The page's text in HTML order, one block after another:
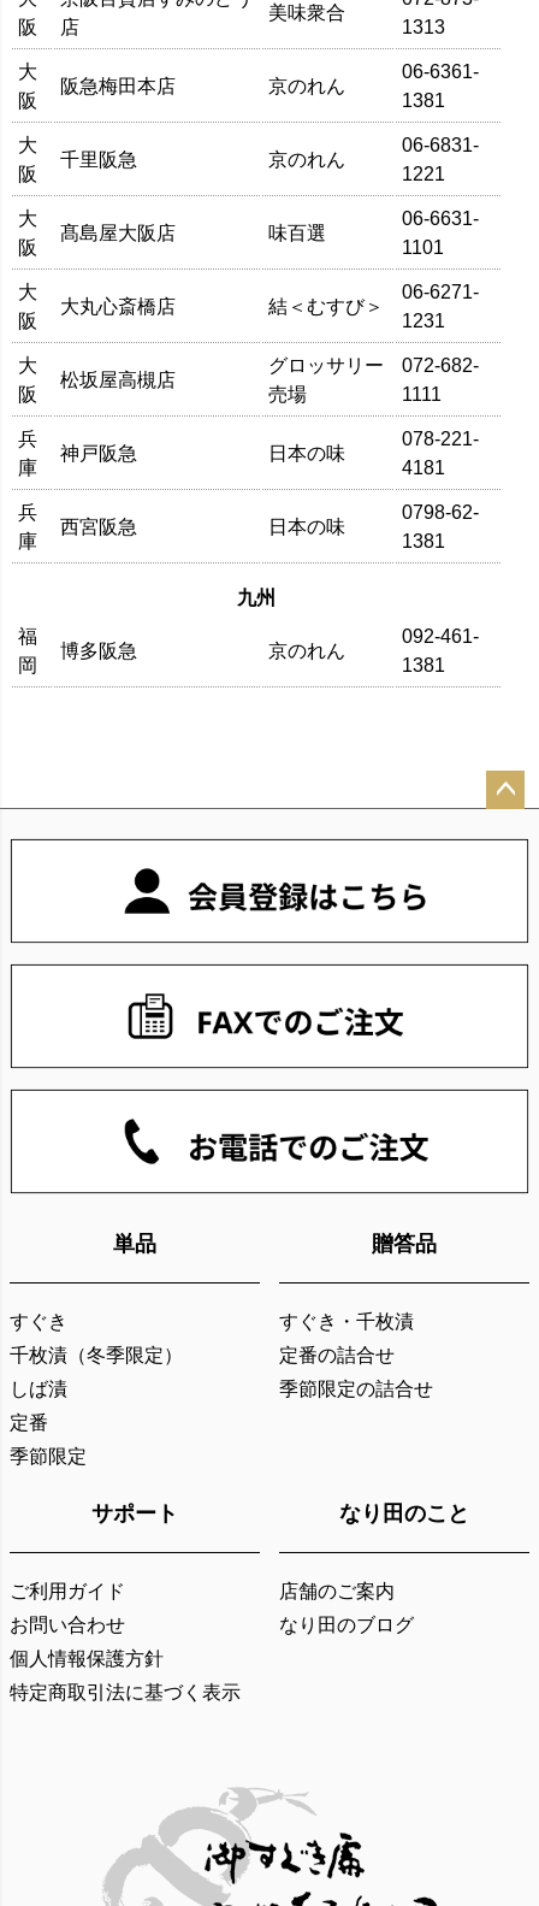
阪
店
美味衆合
1313
大
阪
阪急梅田本店 京のれん
06-6361-
1381
大
阪
千里阪急 京のれん
06-6831-
1221
大
阪
髙島屋大阪店 味百選
06-6631-
1101
大
阪
大丸心斎橋店 結＜むすび＞
06-6271-
1231
大
阪
松坂屋高槻店
グロッサリー
売場
072-682-
1111
兵
庫
神戸阪急 日本の味
078-221-
4181
兵
庫
西宮阪急 日本の味
0798-62-
1381
九州
福
岡
博多阪急 京のれん
092-461-
1381
単品
すぐき
千枚漬（冬季限定）
しば漬
定番
季節限定
贈答品
すぐき・千枚漬
定番の詰合せ
季節限定の詰合せ
サポート
ご利用ガイド
お問い合わせ
個人情報保護方針
特定商取引法に基づく表示
なり田のこと
店舗のご案内
なり田のブログ